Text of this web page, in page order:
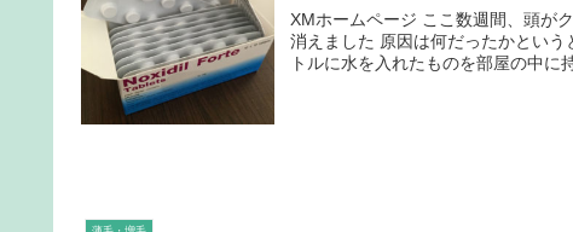
XMホームページ ここ数週間、頭がクラクラする症状に悩まされていましたが、今日その症状が完全に
消えました 原因は何だったかというと、車でタバコの灰皿代わりに置いてあったアルミ製のペットボ
トルに水を入れたものを部屋の中に